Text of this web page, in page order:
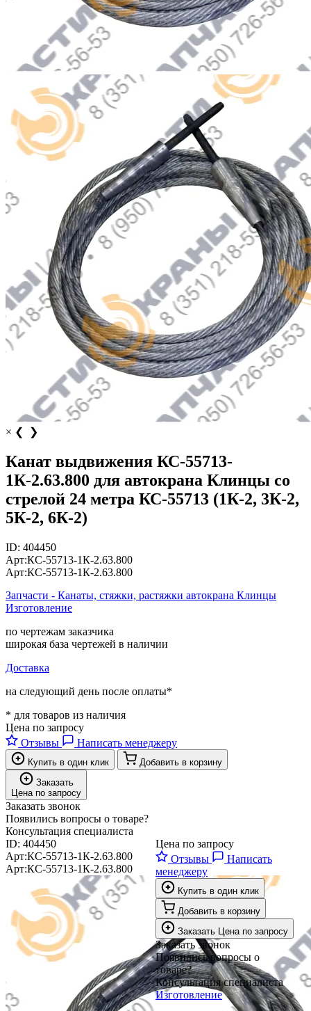
× ❮ ❯
Канат выдвижения КС-55713-
1К-2.63.800 для автокрана Клинцы со
стрелой 24 метра КС-55713 (1К-2, 3К-2,
5К-2, 6К-2)
ID: 404450
Арт:КС-55713-1К-2.63.800
Арт:КС-55713-1К-2.63.800
Запчасти - Канаты, стяжки, растяжки автокрана Клинцы
Изготовление
по чертежам заказчика
широкая база чертежей в наличии
Доставка
на следующий день после оплаты*
* для товаров из наличия
Цена по запросу
Отзывы
Написать менеджеру
Купить в один клик
Добавить в корзину
Заказать
Цена по запросу
Заказать звонок
Появились вопросы о товаре?
Консультация специалиста
ID: 404450
Арт:КС-55713-1К-2.63.800
Арт:КС-55713-1К-2.63.800
Цена по запросу
Отзывы
Написать
менеджеру
Купить в один клик
Добавить в корзину
Заказать Цена по запросу
Заказать звонок
Появились вопросы о
товаре?
Консультация специалиста
Изготовление